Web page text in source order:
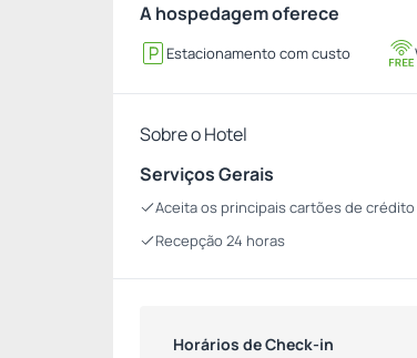
A hospedagem oferece
Estacionamento com custo
Sobre o Hotel
Serviços Gerais
Aceita os principais cartões de crédito
Recepção 24 horas
Horários de Check-in